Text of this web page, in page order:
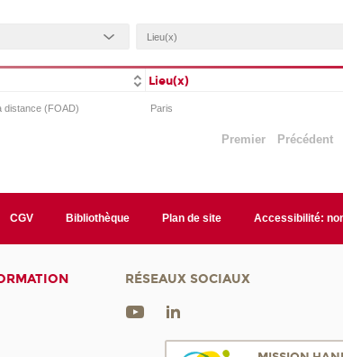
Lieu(x)
distance (FOAD) Paris
Premier Précédent
CGV Bibliothèque Plan de site Accessibilité:
RÉSEAUX SOCIAUX